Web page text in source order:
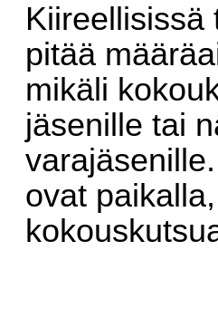
Kiireellisissä
pitää
mikäli
jäsenille tai
ovat